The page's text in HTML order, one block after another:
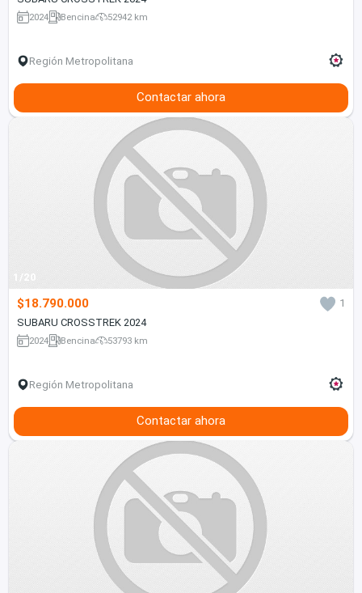
2024 Bencina 52942 km
Región Metropolitana
Contactar ahora
1/20
$18.790.000
1
SUBARU CROSSTREK 2024
2024 Bencina 53793 km
Región Metropolitana
Contactar ahora